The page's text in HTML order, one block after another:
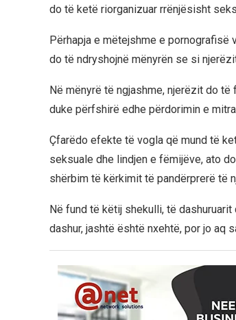
do të ketë riorganizuar rrënjësisht
Përhapja e mëtejshme e
do të ndryshojnë mënyrën se si
Në mënyrë të ngjashme, njerëzit do
duke përfshirë edhe përdorimin e
Çfarëdo efekte të vogla që mund të
seksuale dhe lindjen e fëmijëve, ato
shërbim të kërkimit të pandërprerë të
Në fund të këtij shekulli, të
dashur, jashtë është nxehtë, por jo aq